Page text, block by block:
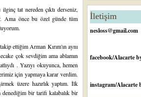
tat nereden çıktı derseniz,
Ama önce bu özel günde tüm
ettiğim Arman Kırım'ınaynı
çok sevdiğim ama ablamın
. Yazıyı okuyunca, hemen
için yapmaya karar verdim.
üzere hazırlık yaptım. İlk
denediğim bir tarifi kalabalık bir
İletişim
nesloss@gmail.com
facebook/Alacarte
instagram/Alacarte